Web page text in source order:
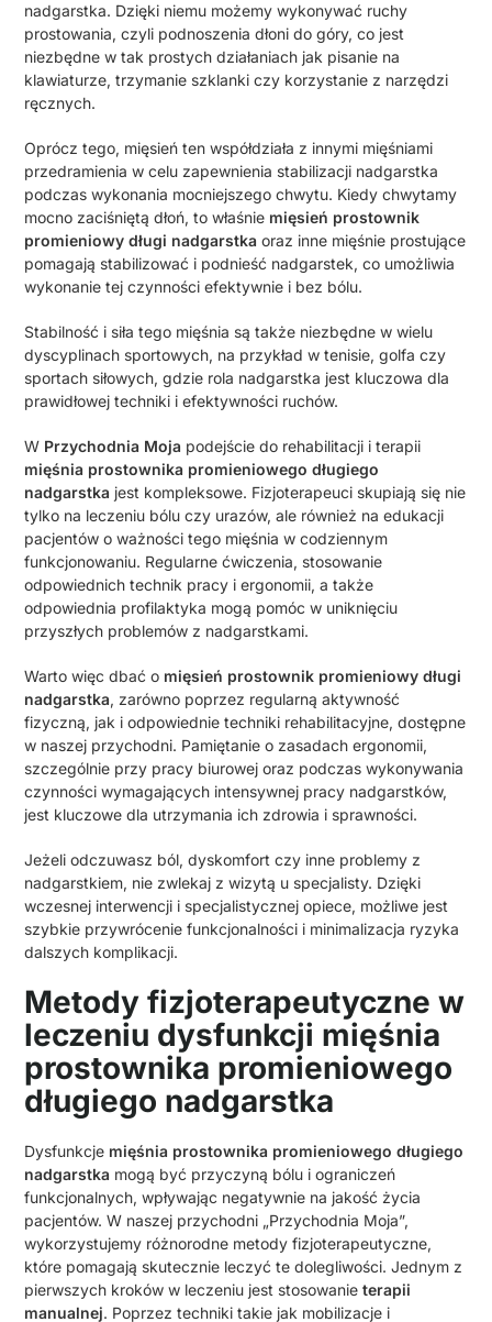
nadgarstka. Dzięki niemu możemy wykonywać ruchy
prostowania, czyli podnoszenia dłoni do góry, co jest
niezbędne w tak prostych działaniach jak pisanie na
klawiaturze, trzymanie szklanki czy korzystanie z narzędzi
ręcznych.
Oprócz tego, mięsień ten współdziała z innymi mięśniami
przedramienia w celu zapewnienia stabilizacji nadgarstka
podczas wykonania mocniejszego chwytu. Kiedy chwytamy
mocno zaciśniętą dłoń, to właśnie mięsień prostownik
promieniowy długi nadgarstka oraz inne mięśnie prostujące
pomagają stabilizować i podnieść nadgarstek, co umożliwia
wykonanie tej czynności efektywnie i bez bólu.
Stabilność i siła tego mięśnia są także niezbędne w wielu
dyscyplinach sportowych, na przykład w tenisie, golfa czy
sportach siłowych, gdzie rola nadgarstka jest kluczowa dla
prawidłowej techniki i efektywności ruchów.
W Przychodnia Moja podejście do rehabilitacji i terapii
mięśnia prostownika promieniowego długiego
nadgarstka jest kompleksowe. Fizjoterapeuci skupiają się nie
tylko na leczeniu bólu czy urazów, ale również na edukacji
pacjentów o ważności tego mięśnia w codziennym
funkcjonowaniu. Regularne ćwiczenia, stosowanie
odpowiednich technik pracy i ergonomii, a także
odpowiednia profilaktyka mogą pomóc w uniknięciu
przyszłych problemów z nadgarstkami.
Warto więc dbać o mięsień prostownik promieniowy długi
nadgarstka, zarówno poprzez regularną aktywność
fizyczną, jak i odpowiednie techniki rehabilitacyjne, dostępne
w naszej przychodni. Pamiętanie o zasadach ergonomii,
szczególnie przy pracy biurowej oraz podczas wykonywania
czynności wymagających intensywnej pracy nadgarstków,
jest kluczowe dla utrzymania ich zdrowia i sprawności.
Jeżeli odczuwasz ból, dyskomfort czy inne problemy z
nadgarstkiem, nie zwlekaj z wizytą u specjalisty. Dzięki
wczesnej interwencji i specjalistycznej opiece, możliwe jest
szybkie przywrócenie funkcjonalności i minimalizacja ryzyka
dalszych komplikacji.
Metody fizjoterapeutyczne w
leczeniu dysfunkcji mięśnia
prostownika promieniowego
długiego nadgarstka
Dysfunkcje mięśnia prostownika promieniowego długiego
nadgarstka mogą być przyczyną bólu i ograniczeń
funkcjonalnych, wpływając negatywnie na jakość życia
pacjentów. W naszej przychodni „Przychodnia Moja”,
wykorzystujemy różnorodne metody fizjoterapeutyczne,
które pomagają skutecznie leczyć te dolegliwości. Jednym z
pierwszych kroków w leczeniu jest stosowanieterapii
manualnej. Poprzez techniki takie jak mobilizacje i